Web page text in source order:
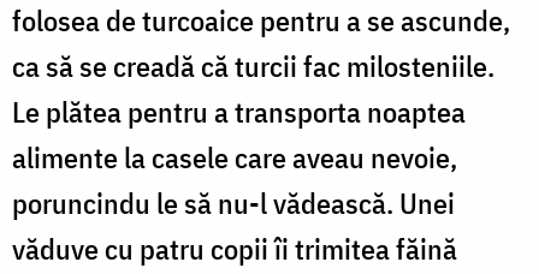
folosea de turcoaice pentru a se ascunde,
ca să se creadă că turcii fac milosteniile.
Le plătea pentru a transporta noaptea
alimente la casele care aveau nevoie,
poruncindu le să nu-l vădească. Unei
văduve cu patru copii îi trimitea făină